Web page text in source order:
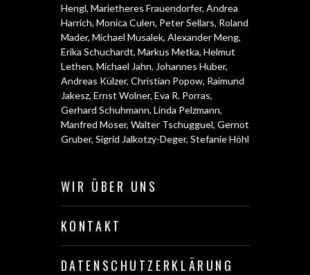
Hengl, Marietheres Frauendorfer, Andrea
Harrich, Monica Culen, Peter Sellars, Roland
Mader, Michael Musalek, Alexander Meng,
Erika Schuchardt, Markus Metka, Helmut
Lethen, Michael Jahn, Johannes Huber,
Andreas Külzer, Christian Popow, Raimund
Jakesz, Ernst Wolner, Eva R. Porras,
Gerhard Schuhmann, Linda Pelzmann,
Manfred Moser, Walter Tschugguel, Gernot
Gruber, Sigrid Jalkotzy-Deger, Stefanie Höhl
WIR ÜBER UNS
KONTAKT
DATENSCHUTZERKLÄRUNG